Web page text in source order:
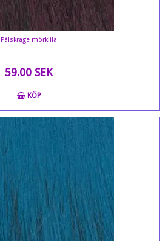
Pälskrage mörklila
59.00 SEK
KÖP